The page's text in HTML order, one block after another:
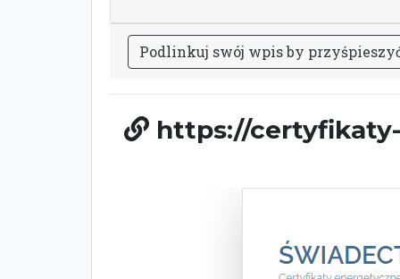
Podlinkuj swój wpisby przyśpieszy
https://